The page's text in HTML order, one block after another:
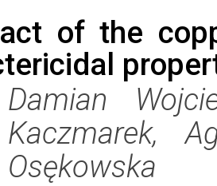
of the
Damian
Kaczmarek,
Osękowska